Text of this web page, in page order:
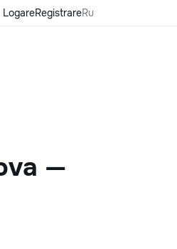
LogareRegistrareRu
—